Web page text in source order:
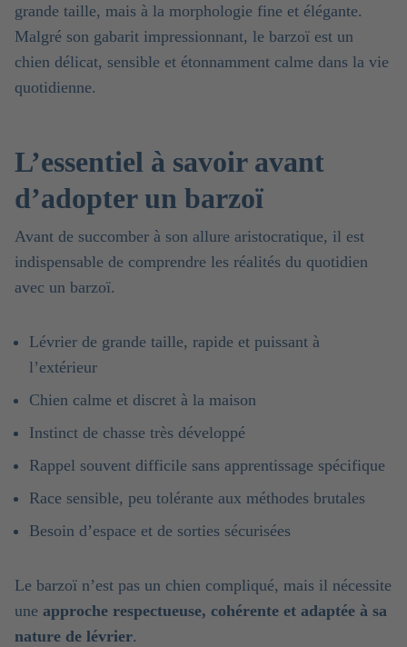
grande taille, mais à la morphologie fine et élégante.
Malgré son gabarit impressionnant, le barzoï est un
chien délicat, sensible et étonnamment calme dans la vie
quotidienne.
L’essentiel à savoir avant
d’adopter un barzoï
Avant de succomber à son allure aristocratique, il est
indispensable de comprendre les réalités du quotidien
avec un barzoï.
Lévrier de grande taille, rapide et puissant à
l’extérieur
Chien calme et discret à la maison
Instinct de chasse très développé
Rappel souvent difficile sans apprentissage spécifique
Race sensible, peu tolérante aux méthodes brutales
Besoin d’espace et de sorties sécurisées
Le barzoï n’est pas un chien compliqué, mais il nécessite
une approche respectueuse, cohérente et adaptée à sa
nature de lévrier.